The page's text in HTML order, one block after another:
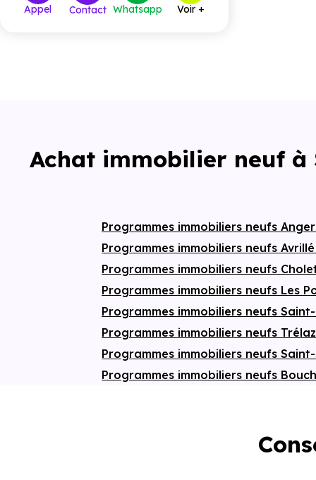
Appel Contact Whatsapp Voir +
Achat immobilier neuf à
Programmes immobiliers neufs
Programmes immobiliers neufs Avrillé
Programmes immobiliers neufs
Programmes immobiliers neufs Les
Programmes immobiliers neufs
Programmes immobiliers neufs
Programmes immobiliers neufs
Programmes immobiliers neufs